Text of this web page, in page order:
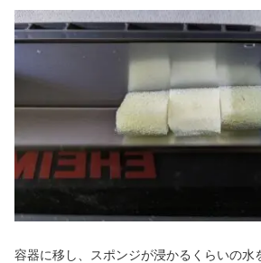
容器に移し、スポンジが浸かるくらいの水